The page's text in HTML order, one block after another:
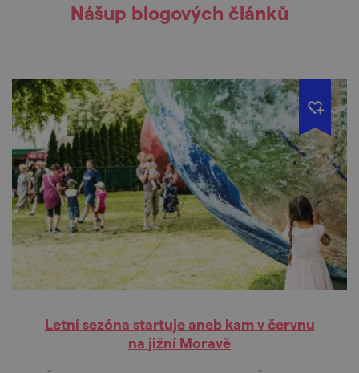
Nášup blogových článků
Letní sezóna startuje aneb kam v červnu
na jižní Moravě